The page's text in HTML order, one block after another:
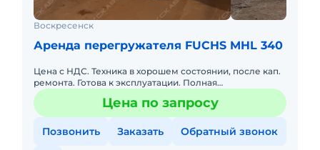
Воскресенск
Аренда перегружателя FUCHS MHL 340
Цена с НДС. Техника в хорошем состоянии, после кап.
ремонта. Готова к эксплуатации. Полная
документация. Двигатель без нареканий, кап. ремонт
в 2024г. ПродаётсяЦена по запросу
Позвонить Заказать Обратный звонок